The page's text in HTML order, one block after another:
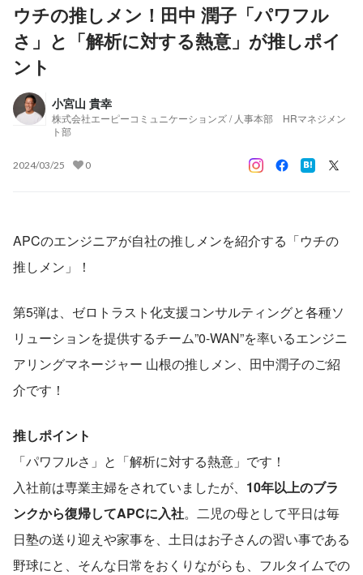
ウチの推しメン！田中 潤子「パワフル
さ」と「解析に対する熱意」が推しポイ
ント
小宮山 貴幸
株式会社エーピーコミュニケーションズ / 人事本部 HRマネジメン
ト部
2024/03/25 0
APCのエンジニアが自社の推しメンを紹介する「ウチの
推しメン」！
第5弾は、ゼロトラスト化支援コンサルティングと各種ソ
リューションを提供するチーム”0-WAN”を率いるエンジニ
アリングマネージャー 山根の推しメン、田中潤子のご紹
介です！
推しポイント
「パワフルさ」と「解析に対する熱意」です！
入社前は専業主婦をされていましたが、 10年以上のブラ
ンクから復帰してAPCに入社。二児の母として平日は毎
日塾の送り迎えや家事を、土日はお子さんの習い事である
野球にと、そんな日常をおくりながらも、フルタイムでの